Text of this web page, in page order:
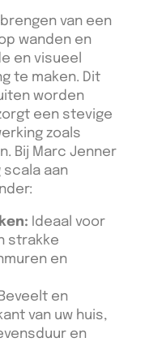
van een
wanden en
en visueel
te maken. Dit
worden
een stevige
zoals
Bij Marc Jenner
scala aan
Ideaal voor
strakke
en
Beveelt en
van uw huis,
en